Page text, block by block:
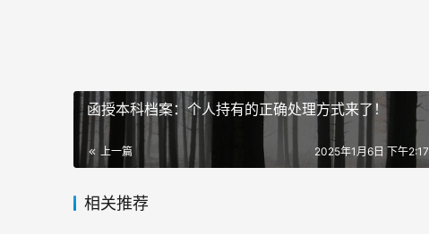
函授本科档案：个人持有的正确处理方式来了！
上一篇 2025年1月6日 下午2:17
相关推荐